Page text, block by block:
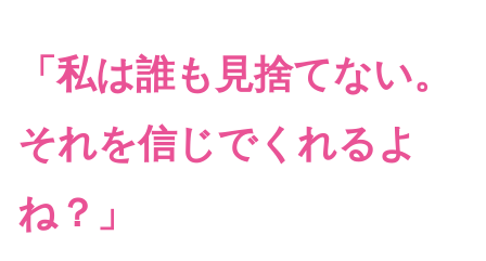
「私は誰も見捨てない。
それを信じでくれるよ
ね？」